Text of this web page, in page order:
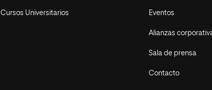
Cursos Universitarios Eventos
Alianzas
Sala de prensa
Contacto